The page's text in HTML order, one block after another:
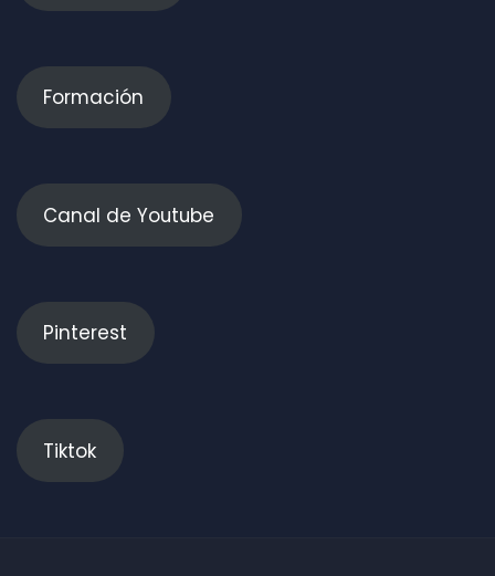
Formación
Canal de Youtube
Pinterest
Tiktok